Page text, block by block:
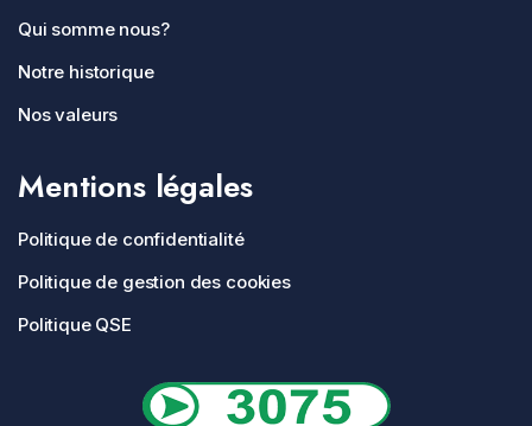
Qui somme nous?
Notre historique
Nos valeurs
Mentions légales
Politique de confidentialité
Politique de gestion des cookies
Politique QSE